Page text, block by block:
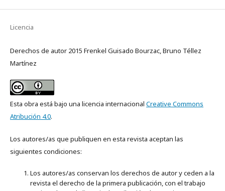
Licencia
Derechos de autor 2015 Frenkel Guisado Bourzac, Bruno Téllez
Martínez
Esta obra está bajo una licencia internacional Creative Commons
Atribución 4.0.
Los autores/as que publiquen en esta revista aceptan las
siguientes condiciones:
Los autores/as conservan los derechos de autor y ceden a la
revista el derecho de la primera publicación, con el trabajo